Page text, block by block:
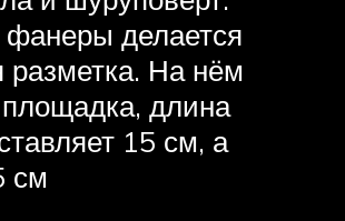
фанеры делается
На нём
длина
15 см, а
см